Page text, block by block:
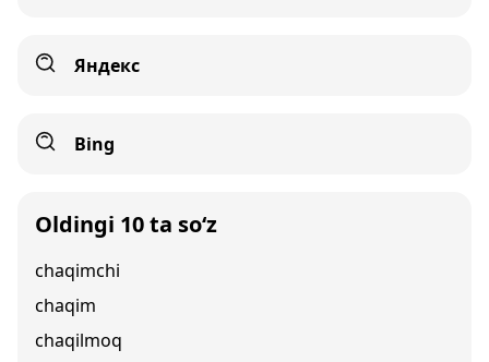
Яндекс
Bing
Oldingi 10 ta so‘z
chaqimchi
chaqim
chaqilmoq